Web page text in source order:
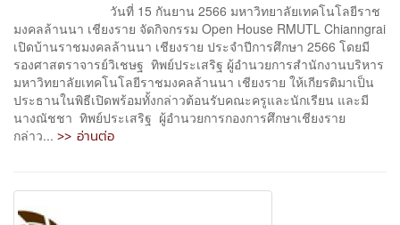
วันที่ 15 กันยาน 2566 มหาวิทยาลัยเทคโนโลยีราช
มงคลล้านนา เชียงราย จัดกิจกรรม Open House RMUTL Chianngrai
เปิดบ้านราชมงคลล้านนา เชียงราย ประจำปีการศึกษา 2566 โดยมี
รองศาสตราจารย์วิเชษฐ ทิพย์ประเสริฐ ผู้อำนวยการสำนักงานบริหาร
มหาวิทยาลัยเทคโนโลยีราชมงคลล้านนา เชียงราย ให้เกียรติมาเป็น
ประธานในพิธีเปิดพร้อมทั้งกล่าวต้อนรับคณะครูและนักเรียน และมี
นางณัชชา ทิพย์ประเสริฐ ผู้อำนวยการกองการศึกษาเชียงราย
กล่าว... >> อ่านต่อ